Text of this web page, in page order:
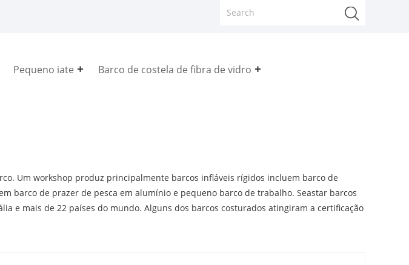
Pequeno iate Barco de costela de fibra de vidro
Um workshop produz principalmente barcos infláveis ​​rígidos incluem barco de
barco de prazer de pesca em alumínio e pequeno barco de trabalho. Seastar barcos
e mais de 22 países do mundo. Alguns dos barcos costurados atingiram a certificação